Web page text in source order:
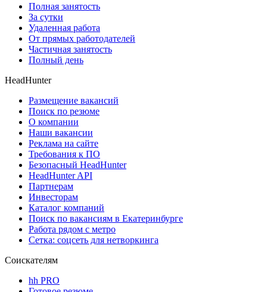
Полная занятость
За сутки
Удаленная работа
От прямых работодателей
Частичная занятость
Полный день
HeadHunter
Размещение вакансий
Поиск по резюме
О компании
Наши вакансии
Реклама на сайте
Требования к ПО
Безопасный HeadHunter
HeadHunter API
Партнерам
Инвесторам
Каталог компаний
Поиск по вакансиям в Екатеринбурге
Работа рядом с метро
Сетка: соцсеть для нетворкинга
Соискателям
hh PRO